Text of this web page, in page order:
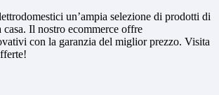
€.
un’ampia selezione di prodotti di
casa. Il nostro ecommerce offre
con la garanzia del miglior prezzo. Visita